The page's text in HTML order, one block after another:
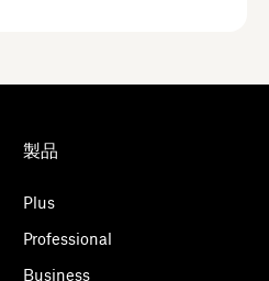
製品
Plus
Professional
Business